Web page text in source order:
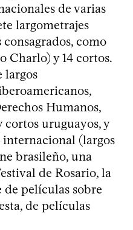
de varias
largometrajes
como
Charlo) y 14 cortos.
largos
Humanos,
uruguayos, y
internacional (largos
brasileño, una
de Rosario, la
películas sobre
de películas